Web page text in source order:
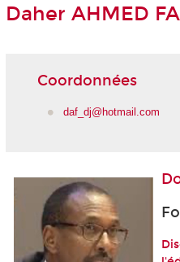
Daher AHMED
Coordonnées
daf_dj@hotmail.com